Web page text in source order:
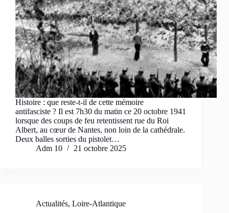
Histoire : que reste-t-il de cette mémoire
antifasciste ? Il est 7h30 du matin ce 20 octobre 1941
lorsque des coups de feu retentissent rue du Roi
Albert, au cœur de Nantes, non loin de la cathédrale.
Deux balles sorties du pistolet…
Adm 10
21 octobre 2025
Actualités, Loire-Atlantique